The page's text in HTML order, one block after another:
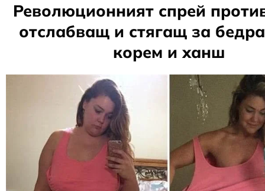
Революционният спрей
отслабващ и стягащ за
корем и ханш